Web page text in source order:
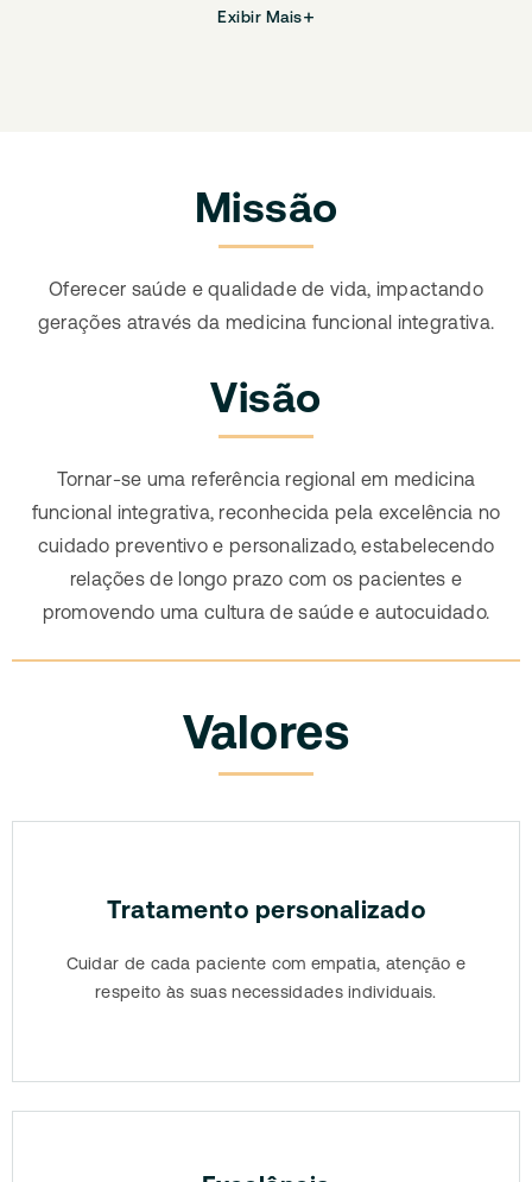
Exibir Mais
Missão
Oferecer saúde e qualidade de vida, impactando
gerações através da medicina funcional integrativa.
Visão
Tornar-se uma referência regional em medicina
funcional integrativa, reconhecida pela excelência no
cuidado preventivo e personalizado, estabelecendo
relações de longo prazo com os pacientes e
promovendo uma cultura de saúde e autocuidado.
Valores
Tratamento personalizado
Cuidar de cada paciente com empatia, atenção e
respeito às suas necessidades individuais.